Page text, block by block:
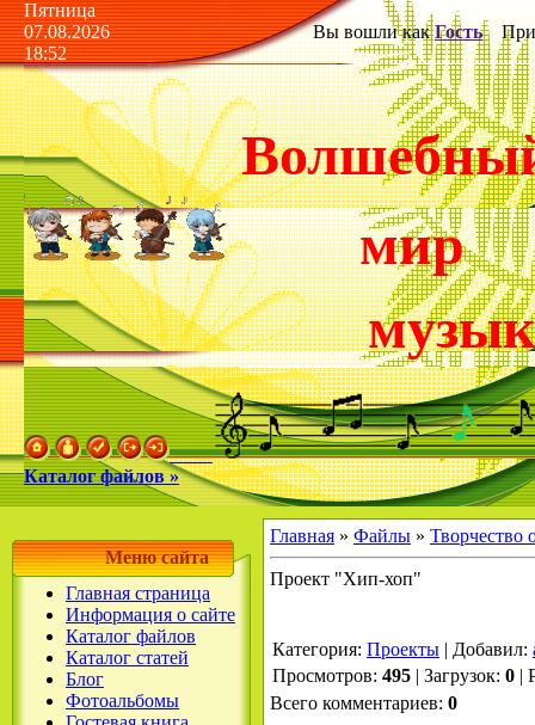
Пятница
07.08.2026
18:52
Вы вошли как Гость
мир
Каталог файлов »
Меню сайта
Главная страница
Информация о сайте
Каталог файлов
Каталог статей
Блог
Фотоальбомы
Главная » Файлы » Творчество
Проект "Хип-хоп"
Категория: Проекты | Добавил:
Просмотров: 495 | Загрузок: 0 |
Всего комментариев: 0